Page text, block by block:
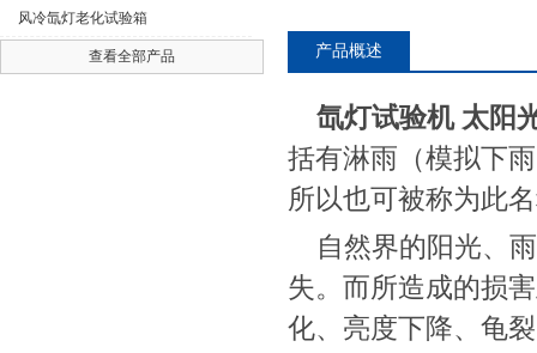
风冷氙灯老化试验箱
查看全部产品 产品概述
氙灯试验机 太阳
括有淋雨（模拟下
所以也可被称为此
自然界的阳光、
失。而所造成的损
化、亮度下降、龟